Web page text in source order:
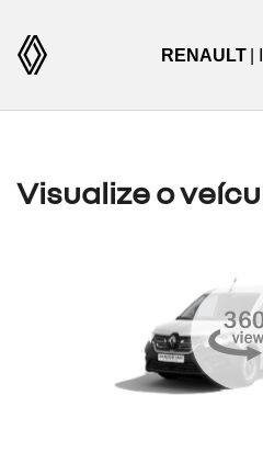
RENAULT
Visualize o